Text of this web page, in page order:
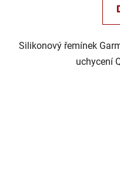
Silikonový řemínek
uchycení